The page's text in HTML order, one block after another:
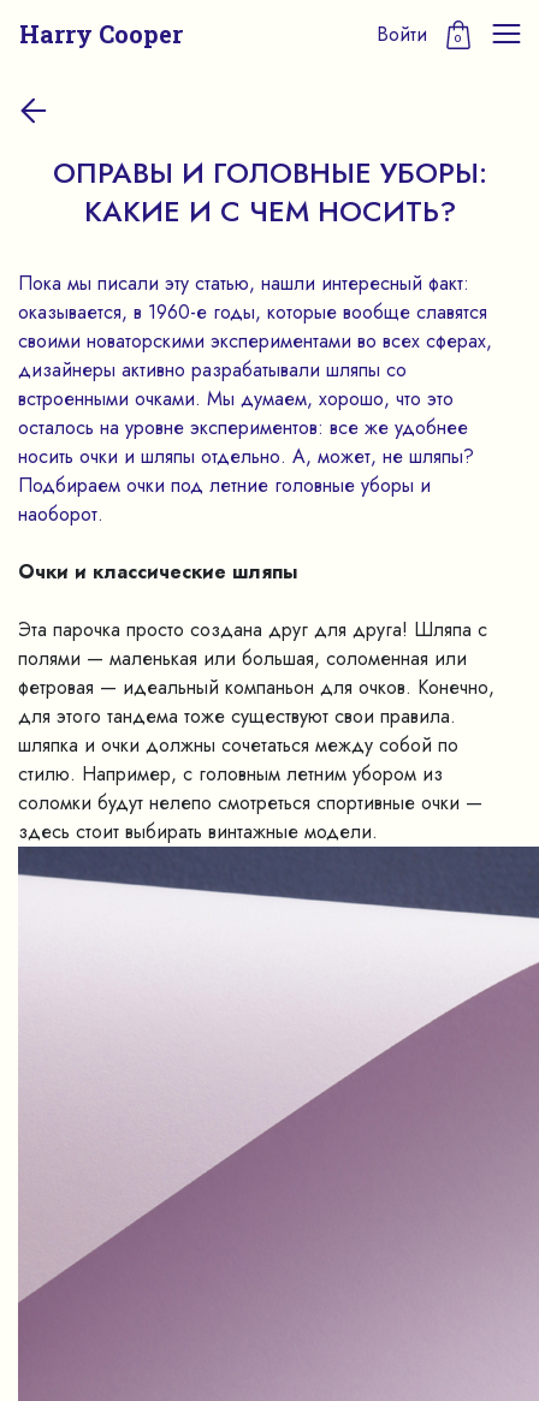
Harry Cooper Войти 0
ОПРАВЫ И ГОЛОВНЫЕ УБОРЫ:
КАКИЕ И С ЧЕМ НОСИТЬ?
Пока мы писали эту статью, нашли интересный факт:
оказывается, в 1960-е годы, которые вообще славятся
своими новаторскими экспериментами во всех сферах,
дизайнеры активно разрабатывали шляпы со
встроенными очками. Мы думаем, хорошо, что это
осталось на уровне экспериментов: все же удобнее
носить очки и шляпы отдельно. А, может, не шляпы?
Подбираем очки под летние головные уборы и
наоборот.
Очки и классические шляпы
Эта парочка просто создана друг для друга! Шляпа с
полями — маленькая или большая, соломенная или
фетровая — идеальный компаньон для очков. Конечно,
для этого тандема тоже существуют свои правила.
шляпка и очки должны сочетаться между собой по
стилю. Например, с головным летним убором из
соломки будут нелепо смотреться спортивные очки —
здесь стоит выбирать винтажные модели.